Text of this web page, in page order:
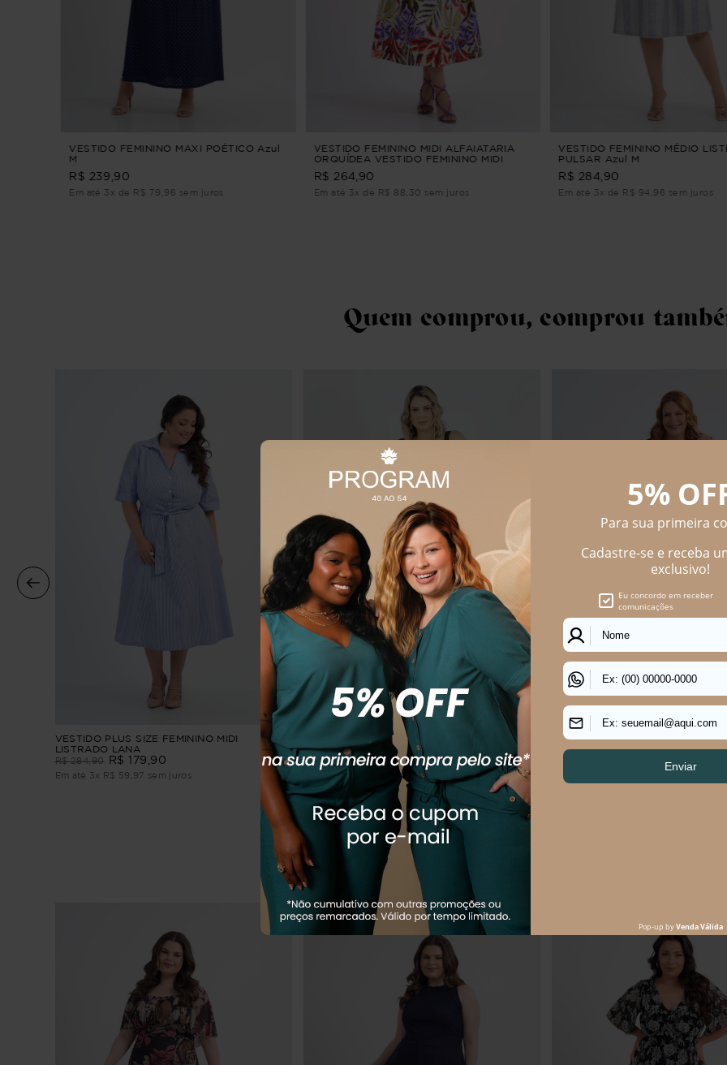
VESTIDO FEMININO MAXI POÉTICO Azul
M
R$ 239,90
Em até 3x de R$ 79,96 sem juros
VESTIDO FEMININO MIDI ALFAIATARIA
ORQUÍDEA VESTIDO FEMININO MIDI
ALFAIATARIA Roxo PP
R$ 264,90
Em até 3x de R$ 88,30 sem juros
VESTIDO FEMININO MÉDIO
PULSAR Azul M
R$ 284,90
Em até 3x de R$ 94,96 sem juros
Quem comprou, comprou
VESTIDO PLUS SIZE FEMININO MIDI
LISTRADO LANA
R$ 284,90 R$ 179 90
Em até 3x R$ 59 97 sem juros
VESTIDO PLUS SIZE PONTA DAS CANAS
CURTO
R$ 69,90
Em até1x sem juros
VESTIDO FEMININO MÉDIO
R$
Os mais vendidos